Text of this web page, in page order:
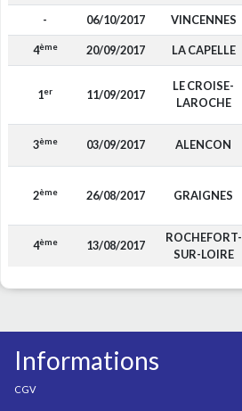
- 06/10/2017 VINCENNES
4ème 20/09/2017 LA CAPELLE
1er 11/09/2017
LE CROISE-
LAROCHE
3ème 03/09/2017 ALENCON
2ème 26/08/2017 GRAIGNES
4ème 13/08/2017
ROCHEFORT-
SUR-LOIRE
Informations
CGV